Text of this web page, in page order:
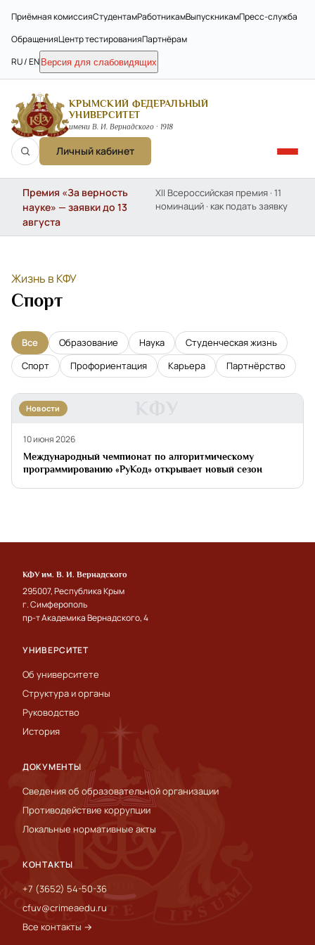
Приёмная комиссияСтудентамРаботникамВыпускникамПресс-служба
ОбращенияЦентр тестированияПартнёрам
RU / EN Версия для слабовидящих
КРЫМСКИЙ ФЕДЕРАЛЬНЫЙ
УНИВЕРСИТЕТ
имени В. И. Вернадского · 1918
Личный кабинет
Премия «За верность
науке» — заявки до 13
августа
XII Всероссийская премия · 11
номинаций · как подать заявку
Жизнь в КФУ
Спорт
Все Образование Наука
Студенческая жизнь
Спорт
Профориентация Карьера Партнёрство
Новости
10 июня 2026
Международный чемпионат по алгоритмическому
программированию «РуКод» открывает новый сезон
КФУ им. В. И. Вернадского
295007, Республика Крым
г. Симферополь
пр-т Академика Вернадского, 4
УНИВЕРСИТЕТ
Об университете
Структура и органы
Руководство
История
ДОКУМЕНТЫ
Сведения об образовательной организации
Противодействие коррупции
Локальные нормативные акты
КОНТАКТЫ
+7 (3652) 54-50-36
cfuv@crimeaedu.ru
Все контакты →